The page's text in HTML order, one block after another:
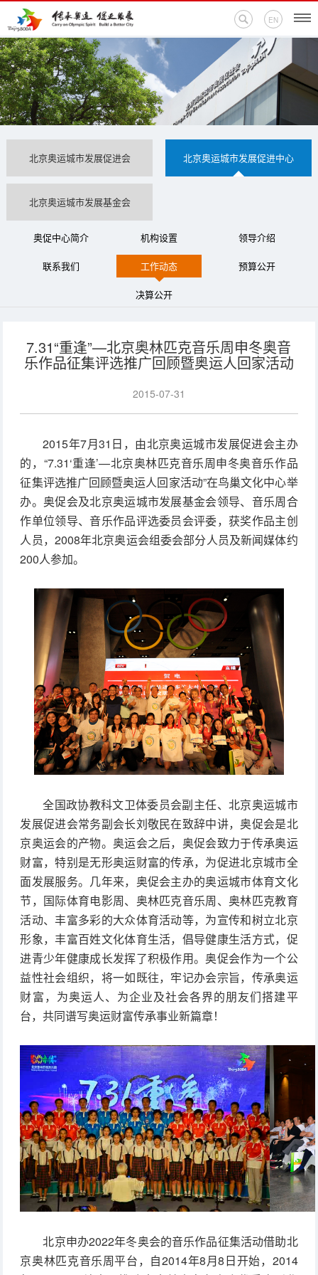
EN
首页
新闻中心
奥促机构
奥运之家
联系我们
北京奥运城市发展促进会 北京奥运城市发展促进中心
北京奥运城市发展基金会
奥促中心简介 机构设置 领导介绍
联系我们 工作动态 预算公开
决算公开
7.31“重逢”—北京奥林匹克音乐周申冬奥音
乐作品征集评选推广回顾暨奥运人回家活动
2015-07-31
2015年7月31日，由北京奥运城市发展促进会主办
的，“7.31‘重逢’—北京奥林匹克音乐周申冬奥音乐作品
征集评选推广回顾暨奥运人回家活动”在鸟巢文化中心举
办。奥促会及北京奥运城市发展基金会领导、音乐周合
作单位领导、音乐作品评选委员会评委，获奖作品主创
人员，2008年北京奥运会组委会部分人员及新闻媒体约
200人参加。
全国政协教科文卫体委员会副主任、北京奥运城市
发展促进会常务副会长刘敬民在致辞中讲，奥促会是北
京奥运会的产物。奥运会之后，奥促会致力于传承奥运
财富，特别是无形奥运财富的传承，为促进北京城市全
面发展服务。几年来，奥促会主办的奥运城市体育文化
节，国际体育电影周、奥林匹克音乐周、奥林匹克教育
活动、丰富多彩的大众体育活动等，为宣传和树立北京
形象，丰富百姓文化体育生活，倡导健康生活方式，促
进青少年健康成长发挥了积极作用。奥促会作为一个公
益性社会组织，将一如既往，牢记办会宗旨，传承奥运
财富，为奥运人、为企业及社会各界的朋友们搭建平
台，共同谱写奥运财富传承事业新篇章！
北京申办2022年冬奥会的音乐作品征集活动借助北
京奥林匹克音乐周平台，自2014年8月8日开始，2014